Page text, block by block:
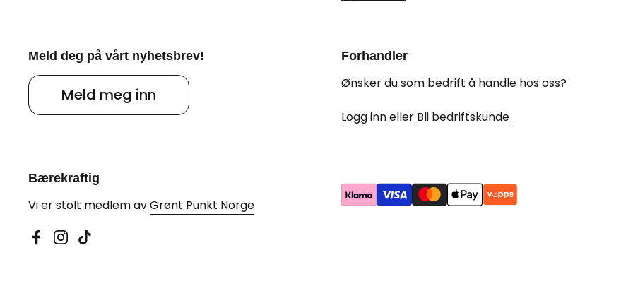
Meld deg på vårt nyhetsbrev!
Meld meg inn
Forhandler
Ønsker du som bedrift å handle hos oss?
Logg inneller Bli bedriftskunde
Bærekraftig
Vi er stolt medlem avGrønt Punkt Norge
Facebook
Instagram
TikTok